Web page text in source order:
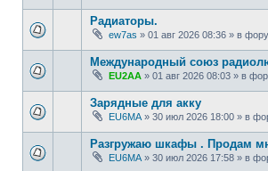
Радиаторы.
ew7as » 01 авг 2026 08:36 » в
Международный союз
EU2AA » 01 авг 2026 08:03 » в
Зарядные для акку
EU6MA » 30 июл 2026 18:00 » в
Разгружаю шкафы . Продам
EU6MA » 30 июл 2026 17:58 » в